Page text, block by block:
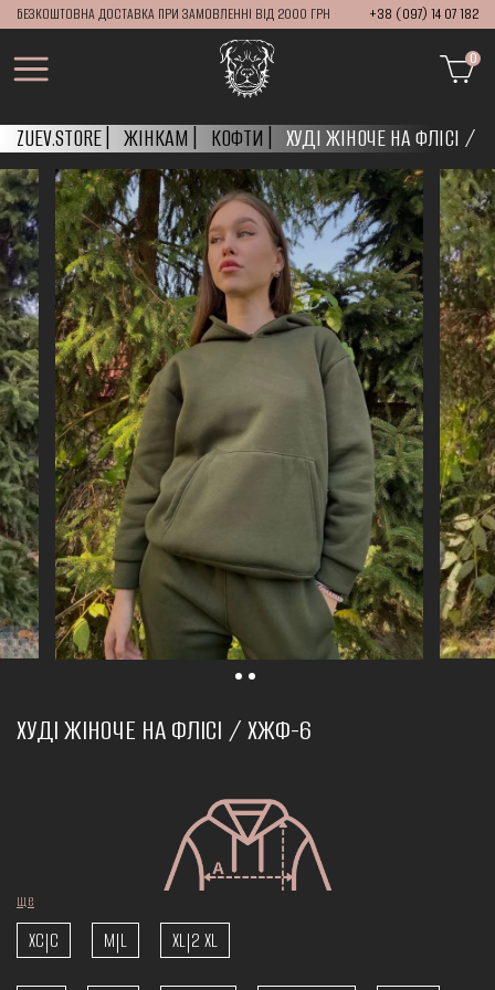
БЕЗКОШТОВНА ДОСТАВКА ПРИ ЗАМОВЛЕННІ ВІД 2000 ГРН +38 (097) 14 07 182
0
ZUEV.STORE ЖІНКАМ КОФТИ ХУДІ ЖІНОЧЕ НА ФЛІСІ /
ХУДІ ЖІНОЧЕ НА ФЛІСІ / ХЖФ-6
ще
XC|C M|L XL|2 XL